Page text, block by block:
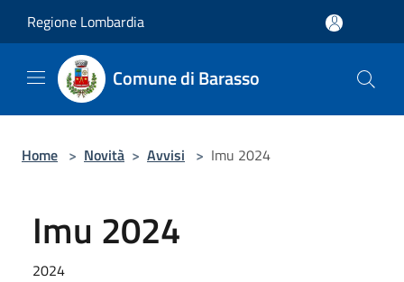
Regione Lombardia
Comune di Barasso
Home > Novità > Avvisi > Imu 2024
Imu 2024
2024